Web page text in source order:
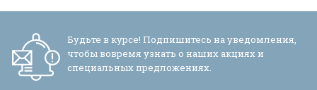
Будьте в курсе! Подпишитесь на уведомления,
чтобы вовремя узнать о наших акциях и
специальных предложениях.